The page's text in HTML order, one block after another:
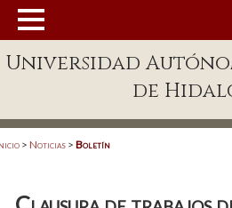
Enlaces
Universidad
de
> Noticias > Boletín